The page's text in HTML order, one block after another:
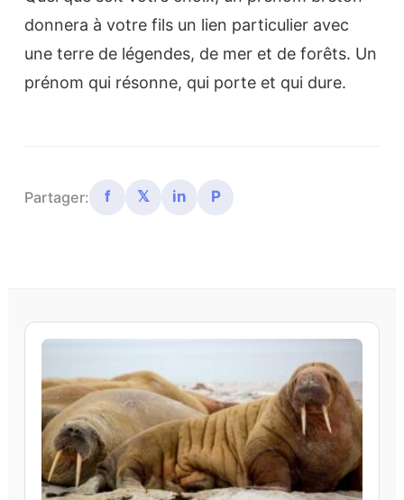
donnera à votre fils un lien particulier avec
une terre de légendes, de mer et de forêts. Un
prénom qui résonne, qui porte et qui dure.
Partager: f 𝕏 in P